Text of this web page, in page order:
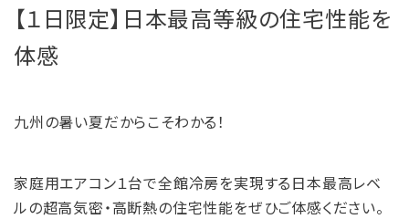
【１日限定】日本最高等級の住宅性能を
体感
九州の暑い夏だからこそわかる！
家庭用エアコン１台で全館冷房を実現する日本最高レベ
ルの超高気密・高断熱の住宅性能をぜひご体感ください。